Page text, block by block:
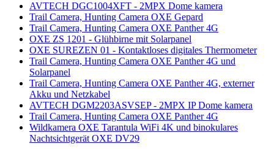
AVTECH DGC1004XFT - 2MPX Dome kamera
Trail Camera, Hunting Camera OXE Gepard
Trail Camera, Hunting Camera OXE Panther 4G
OXE ZS 1201 - Glühbirne mit Solarpanel
OXE SUREZEN 01 - Kontaktloses digitales Thermometer
Trail Camera, Hunting Camera OXE Panther 4G und
Solarpanel
Trail Camera, Hunting Camera OXE Panther 4G, externer
Akku und Netzkabel
AVTECH DGM2203ASVSEP - 2MPX IP Dome kamera
Trail Camera, Hunting Camera OXE Panther 4G
Wildkamera OXE Tarantula WiFi 4K und binokulares
Nachtsichtgerät OXE DV29